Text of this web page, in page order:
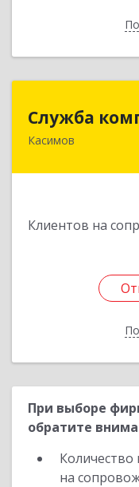
Служба
Касимов
Клиентов на
Служба
391300,
При выборе
обратите
на